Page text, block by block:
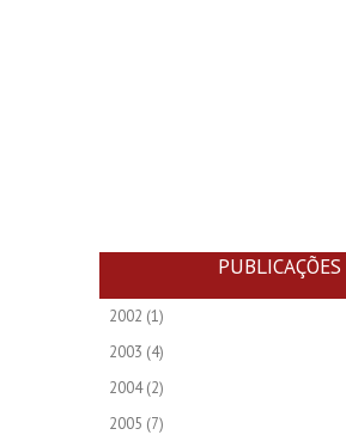
PUBLICAÇÕES
2002 (1)
2003 (4)
2004(2)
2005 (7)